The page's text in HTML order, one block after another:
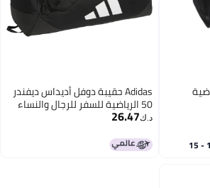
14 - 15
Adidas حقيبة دوفل أديداس ديفندر
50 الرياضية للسفر للرجال والنساء
باللون الأسود متوسطة الحجم 59 لتر
د.ك‏26.47